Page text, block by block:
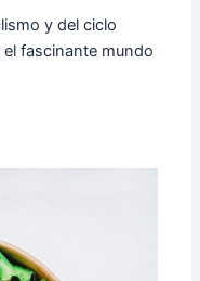
y del ciclo
fascinante mundo